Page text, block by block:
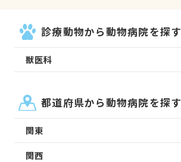
診療動物から動物病院を探す
獣医科
都道府県から動物病院を探す
関東
関西